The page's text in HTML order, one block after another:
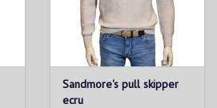
Sandmore's pull skipper
ecru